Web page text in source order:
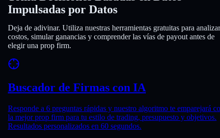
Impulsadas por Datos
Deja de adivinar. Utiliza nuestras herramientas gratuitas para analizar
costos, simular ganancias y comprender las vías de payout antes de
elegir una prop firm.
Buscador de Firmas con IA
Responde a 6 preguntas rápidas y nuestro algoritmo te emparejará
la mejor prop firm para tu estilo de trading, presupuesto y objetivos.
Resultados personalizados en 60 segundos.